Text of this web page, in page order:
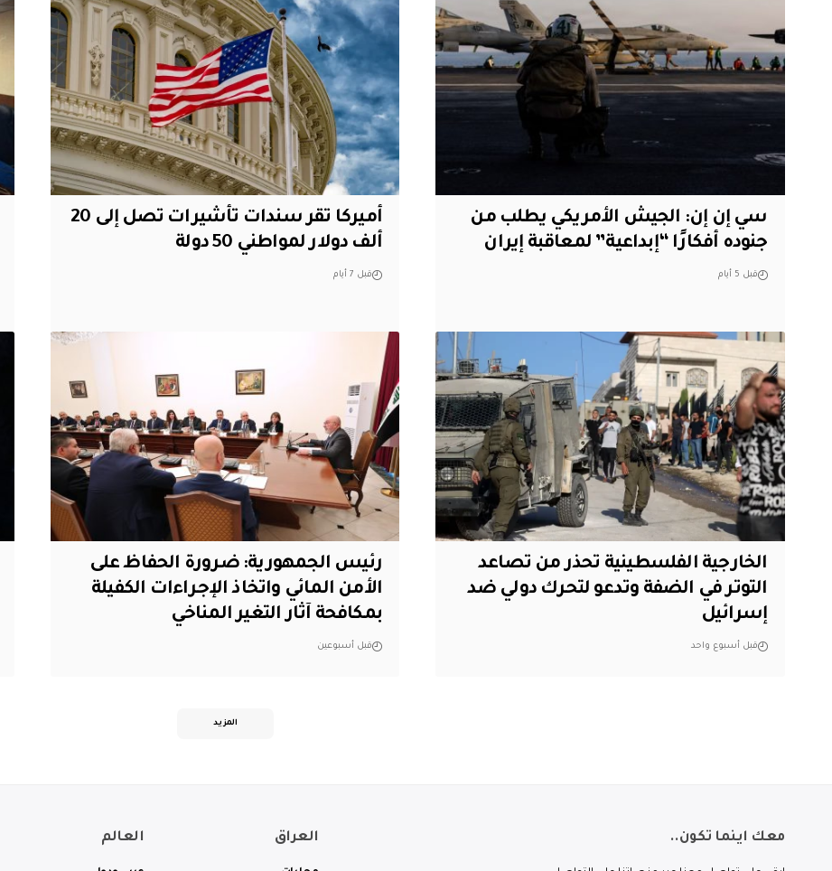
سي إن إن: الجيش الأمريكي يطلب من
جنوده أفكارًا “إبداعية” لمعاقبة إيران
قبل 5 أيام
أميركا تقر سندات تأشيرات تصل إلى 20
ألف دولار لمواطني 50 دولة
قبل 7 أيام
الخارجية الفلسطينية تحذر من تصاعد
التوتر في الضفة وتدعو لتحرك دولي ضد
إسرائيل
قبل أسبوع واحد
رئيس الجمهورية: ضرورة الحفاظ على
الأمن المائي واتخاذ الإجراءات الكفيلة
بمكافحة آثار التغير المناخي
قبل أسبوعين
المزيد
معك اينما تكون.. العراق العالم